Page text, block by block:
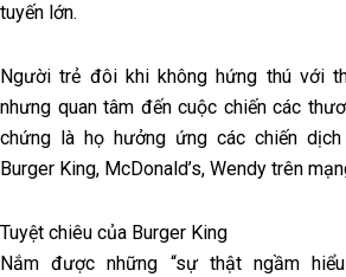
tuyến lớn.
Người trẻ đôi khi không hứng thú với
nhưng quan tâm đến cuộc chiến các
chứng là họ hưởng ứng các chiến
Burger King, McDonald’s, Wendy trên
Tuyệt chiêu của Burger King
Nắm được những “sự thật ngầm